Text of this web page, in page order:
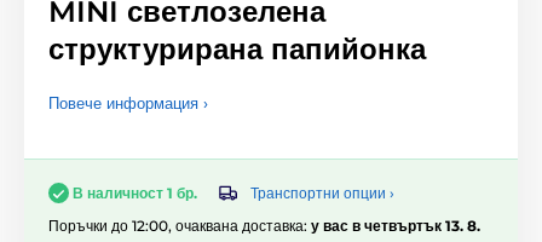
MINI светлозелена
структурирана папийонка
Повече информация ›
В наличност 1 бр.
Транспортни опции ›
Поръчки до 12:00, очаквана доставка: у вас в четвъртък 13. 8.